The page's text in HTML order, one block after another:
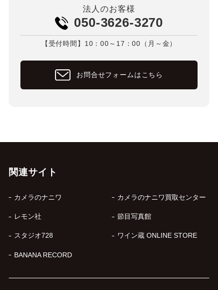
法人のお客様
050-3626-3270
【受付時間】10：00～17：00（月～金）
お問合せフォームはこちら
関連サイト
カメラのナニワ カメラのナニワ買取センター
レモン社 節目写真館
スタジオ728 ワイン蔵 ONLINE STORE
BANANA RECORD